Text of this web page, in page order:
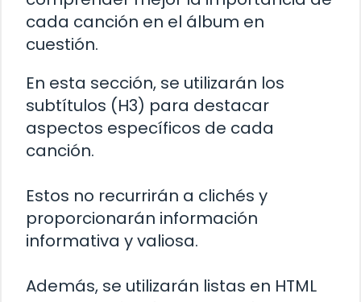
cada canción en el álbum en
cuestión.
En esta sección, se utilizarán los
subtítulos (H3) para destacar
aspectos específicos de cada
canción.
Estos no recurrirán a clichés y
proporcionarán información
informativa y valiosa.
Además, se utilizarán listas en HTML